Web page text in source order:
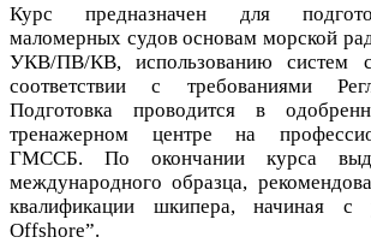
Курс предназначен для
маломерных судов основам морской
УКВ/ПВ/КВ, использованию систем
соответствии с требованиями
Подготовка проводится в
тренажерном центре на
ГМССБ. По окончании курса
международного образца,
квалификации шкипера, начиная с
Offshore”.